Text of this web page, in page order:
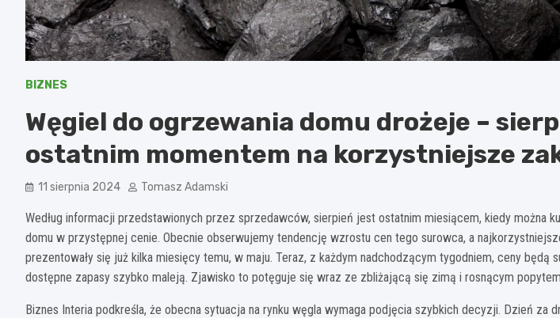
BIZNES
Węgiel do ogrzewania domu drożeje –
ostatnim momentem na korzystniejsze
11 sierpnia 2024 Tomasz Adamski
Według informacji przedstawionych przez sprzedawców, sierpień jest ostatnim miesiącem, kiedy można
domu w przystępnej cenie. Obecnie obserwujemy tendencję wzrostu cen tego surowca, a
prezentowały się już kilka miesięcy temu, w maju. Teraz, z każdym nadchodzącym tygodniem, ceny będą
dostępne zapasy szybko maleją. Zjawisko to potęguje się wraz ze zbliżającą się zimą i rosnącym
Biznes Interia podkreśla, że obecna sytuacja na rynku węgla wymaga podjęcia szybkich decyzji. Dzień za